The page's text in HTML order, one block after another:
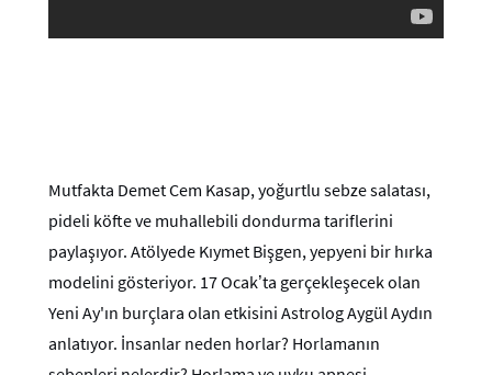
Mutfakta Demet Cem Kasap, yoğurtlu sebze salatası,
pideli köfte ve muhallebili dondurma tariflerini
paylaşıyor. Atölyede Kıymet Bişgen, yepyeni bir hırka
modelini gösteriyor. 17 Ocak’ta gerçekleşecek olan
Yeni Ay'ın burçlara olan etkisini Astrolog Aygül Aydın
anlatıyor. İnsanlar neden horlar? Horlamanın